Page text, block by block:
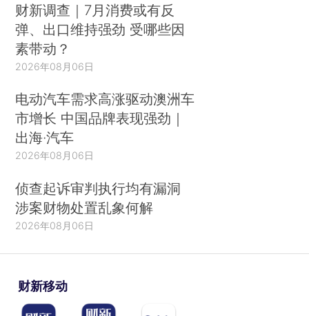
财新调查｜7月消费或有反
弹、出口维持强劲 受哪些因
素带动？
2026年08月06日
电动汽车需求高涨驱动澳洲车
市增长 中国品牌表现强劲｜
出海·汽车
2026年08月06日
侦查起诉审判执行均有漏洞
涉案财物处置乱象何解
2026年08月06日
财新移动